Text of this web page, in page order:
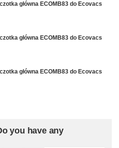
główna ECOMB83 do Ecovacs
główna ECOMB83 do Ecovacs
główna ECOMB83 do Ecovacs
you have any